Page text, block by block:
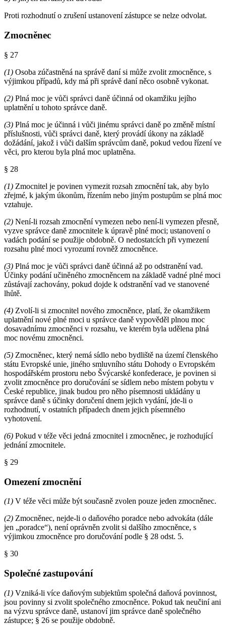
Proti rozhodnutí o zrušení ustanovení zástupce se nelze odvolat.
Zmocněnec
§ 27
(1) Osoba zúčastněná na správě daní si může zvolit zmocněnce, s
výjimkou případů, kdy má při správě daní něco osobně vykonat.
(2) Plná moc je vůči správci daně účinná od okamžiku jejího
uplatnění u tohoto správce daně.
(3) Plná moc je účinná i vůči jinému správci daně po změně místní
příslušnosti, vůči správci daně, který provádí úkony na základě
dožádání, jakož i vůči dalším správcům daně, pokud vedou řízení ve
věci, pro kterou byla plná moc uplatněna.
§ 28
(1) Zmocnitel je povinen vymezit rozsah zmocnění tak, aby bylo
zřejmé, k jakým úkonům, řízením nebo jiným postupům se plná moc
vztahuje.
(2) Není-li rozsah zmocnění vymezen nebo není-li vymezen přesně,
vyzve správce daně zmocnitele k úpravě plné moci; ustanovení o
vadách podání se použije obdobně. O nedostatcích při vymezení
rozsahu plné moci vyrozumí rovněž zmocněnce.
(3) Plná moc je vůči správci daně účinná až po odstranění vad.
Účinky podání učiněného zmocněncem na základě vadné plné moci
zůstávají zachovány, pokud dojde k odstranění vad ve stanovené
lhůtě.
(4) Zvolí-li si zmocnitel nového zmocněnce, platí, že okamžikem
uplatnění nové plné moci u správce daně vypověděl plnou moc
dosavadnímu zmocněnci v rozsahu, ve kterém byla udělena plná
moc novému zmocněnci.
(5) Zmocněnec, který nemá sídlo nebo bydliště na území členského
státu Evropské unie, jiného smluvního státu Dohody o Evropském
hospodářském prostoru nebo Švýcarské konfederace, je povinen si
zvolit zmocněnce pro doručování se sídlem nebo místem pobytu v
České republice, jinak budou pro něho písemnosti ukládány u
správce daně s účinky doručení dnem jejich vydání, jde-li o
rozhodnutí, v ostatních případech dnem jejich písemného
vyhotovení.
(6) Pokud v téže věci jedná zmocnitel i zmocněnec, je rozhodující
jednání zmocnitele.
§ 29
Omezení zmocnění
(1) V téže věci může být současně zvolen pouze jeden zmocněnec.
(2) Zmocněnec, nejde-li o daňového poradce nebo advokáta (dále
jen „poradce“), není oprávněn zvolit si dalšího zmocněnce, s
výjimkou zmocněnce pro doručování podle § 28 odst. 5.
§ 30
Společné zastupování
(1) Vzniká-li více daňovým subjektům společná daňová povinnost,
jsou povinny si zvolit společného zmocněnce. Pokud tak neučiní ani
na výzvu správce daně, ustanoví jim správce daně společného
zástupce; § 26 se použije obdobně.